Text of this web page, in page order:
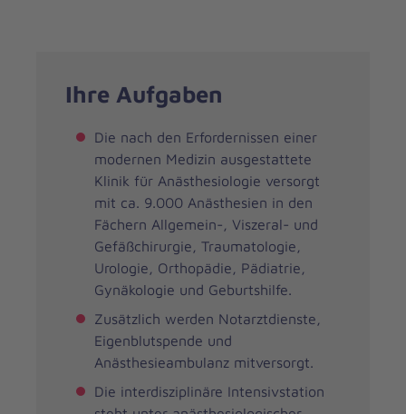
Ihre Aufgaben
Die nach den Erfordernissen einer
modernen Medizin ausgestattete
Klinik für Anästhesiologie versorgt
mit ca. 9.000 Anästhesien in den
Fächern Allgemein-, Viszeral- und
Gefäßchirurgie, Traumatologie,
Urologie, Orthopädie, Pädiatrie,
Gynäkologie und Geburtshilfe.
Zusätzlich werden Notarztdienste,
Eigenblutspende und
Anästhesieambulanz mitversorgt.
Die interdisziplinäre Intensivstation